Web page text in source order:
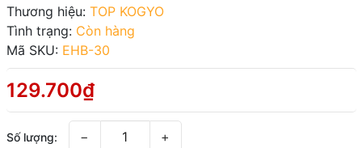
Thương hiệu: TOP KOGYO
Tình trạng: Còn hàng
Mã SKU: EHB-30
129.700₫
Số lượng: − +